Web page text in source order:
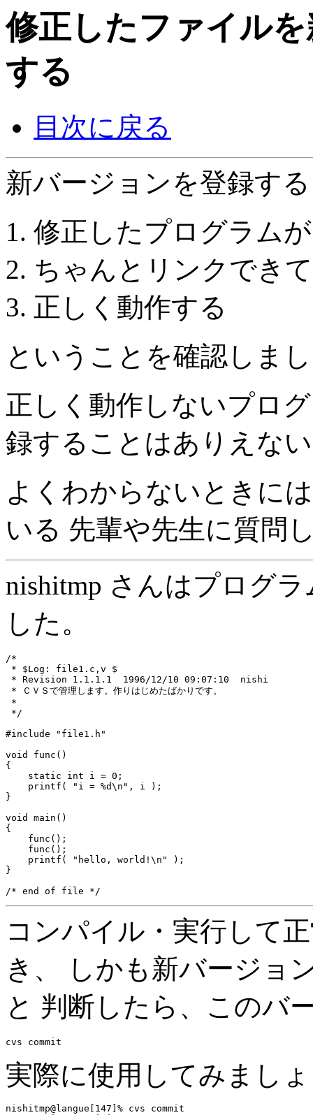
修正したファイル
する
目次に戻る
新バージョンを登録す
修正したプログラム
ちゃんとリンクでき
正しく動作する
ということを確認しま
正しく動作しないプロ
録することはありえな
よくわからないときに
いる 先輩や先生に質問
nishitmp さんはプログ
した。
/*
* $Log: file1.c,v $
* Revision 1.1.1.1  1996/12/10 09:07:10  nishi
* ＣＶＳで管理します。作りはじめたばかりです。
*
*/
#include "file1.h"
void func()
{
    static int i = 0;
    printf( "i = %d\n", i );
}
void main()
{
    func();
    func();
    printf( "hello, world!\n" );
}
コンパイル・実行して
き、 しかも新バージョ
と 判断したら、このバ
実際に使用してみまし
nishitmp@langue[147]% cvs commit